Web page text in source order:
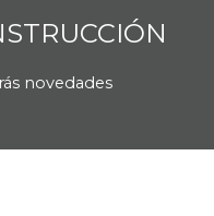
novedades